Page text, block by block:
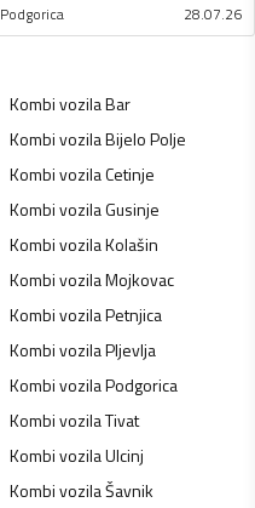
Podgorica 28.07.26
Kombi vozilaBar
Kombi vozilaBijelo Polje
Kombi vozilaCetinje
Kombi vozilaGusinje
Kombi vozilaKolašin
Kombi vozilaMojkovac
Kombi vozilaPetnjica
Kombi vozilaPljevlja
Kombi vozilaPodgorica
Kombi vozilaTivat
Kombi vozilaUlcinj
Kombi vozilaŠavnik